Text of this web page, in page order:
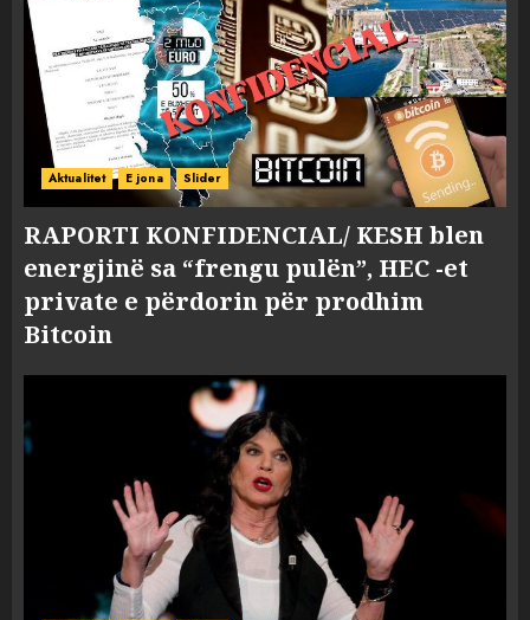
Aktualitet E jona Slider
RAPORTI KONFIDENCIAL/ KESH blen
energjinë sa “frengu pulën”, HEC -et
private e përdorin për prodhim
Bitcoin